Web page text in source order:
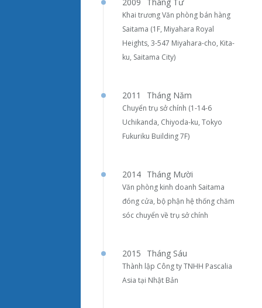
Khai trương Văn phòng bán hàng
Saitama (1F, Miyahara Royal
Heights, 3-547 Miyahara-cho, Kita-
ku, Saitama City)
2011 Tháng Năm
Chuyển trụ sở chính (1-14-6
Uchikanda, Chiyoda-ku, Tokyo
Fukuriku Building 7F)
2014 Tháng Mười
Văn phòng kinh doanh Saitama
đóng cửa, bộ phận hệ thống chăm
sóc chuyển về trụ sở chính
2015 Tháng Sáu
Thành lập Công ty TNHH Pascalia
Asia tại Nhật Bản